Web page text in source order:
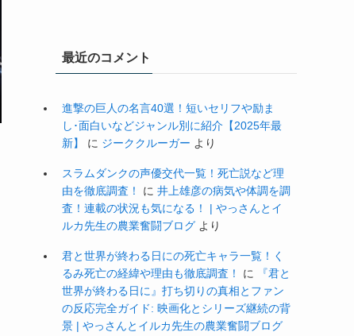
最近のコメント
進撃の巨人の名言40選！短いセリフや励ま
し･面白いなどジャンル別に紹介【2025年最
新】
に ジーククルーガー より
スラムダンクの声優交代一覧！死亡説など理
由を徹底調査！
に 井上雄彦の病気や体調を調
査！連載の状況も気になる！ | やっさんとイ
ルカ先生の農業奮闘ブログ より
君と世界が終わる日にの死亡キャラ一覧！く
るみ死亡の経緯や理由も徹底調査！
に
『君と
世界が終わる日に』打ち切りの真相とファン
の反応完全ガイド: 映画化とシリーズ継続の背
景 | やっさんとイルカ先生の農業奮闘ブログ